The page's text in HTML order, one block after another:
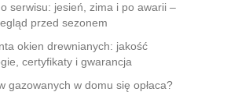
serwisu: jesień, zima i po awarii –
przed sezonem
okien drewnianych: jakość
certyfikaty i gwarancja
gazowanych w domu się opłaca?